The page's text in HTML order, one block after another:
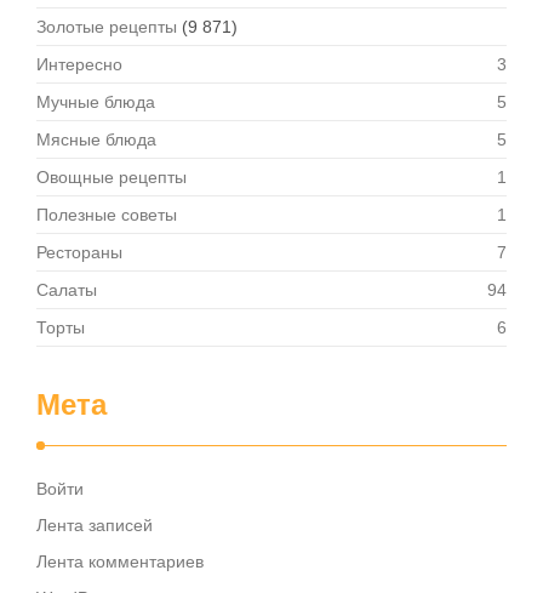
Золотые рецепты (9 871)
Интересно
3
Мучные блюда
5
Мясные блюда
5
Овощные рецепты
1
Полезные советы
1
Рестораны
7
Салаты
94
Торты
6
Мета
Войти
Лента записей
Лента комментариев